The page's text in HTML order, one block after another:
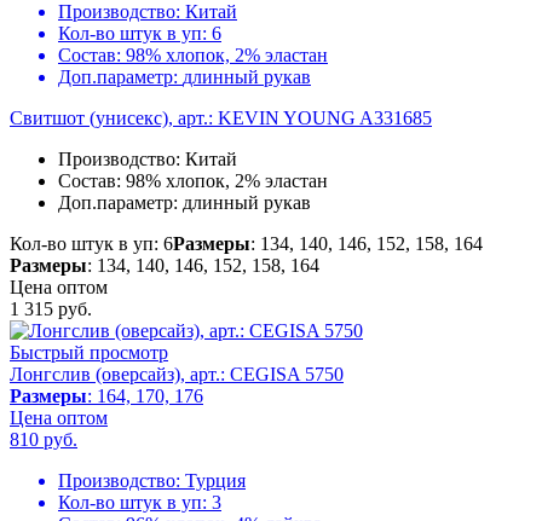
Производство: Китай
Кол-во штук в уп: 6
Состав: 98% хлопок, 2% эластан
Доп.параметр: длинный рукав
Свитшот (унисекс), арт.: KEVIN YOUNG A331685
Производство: Китай
Состав: 98% хлопок, 2% эластан
Доп.параметр: длинный рукав
Кол-во штук в уп: 6Размеры: 134, 140, 146, 152, 158, 164
Размеры: 134, 140, 146, 152, 158, 164
Цена оптом
1 315 руб.
Быстрый просмотр
Лонгслив (оверсайз), арт.: CEGISA 5750
Размеры: 164, 170, 176
Цена оптом
810 руб.
Производство: Турция
Кол-во штук в уп: 3